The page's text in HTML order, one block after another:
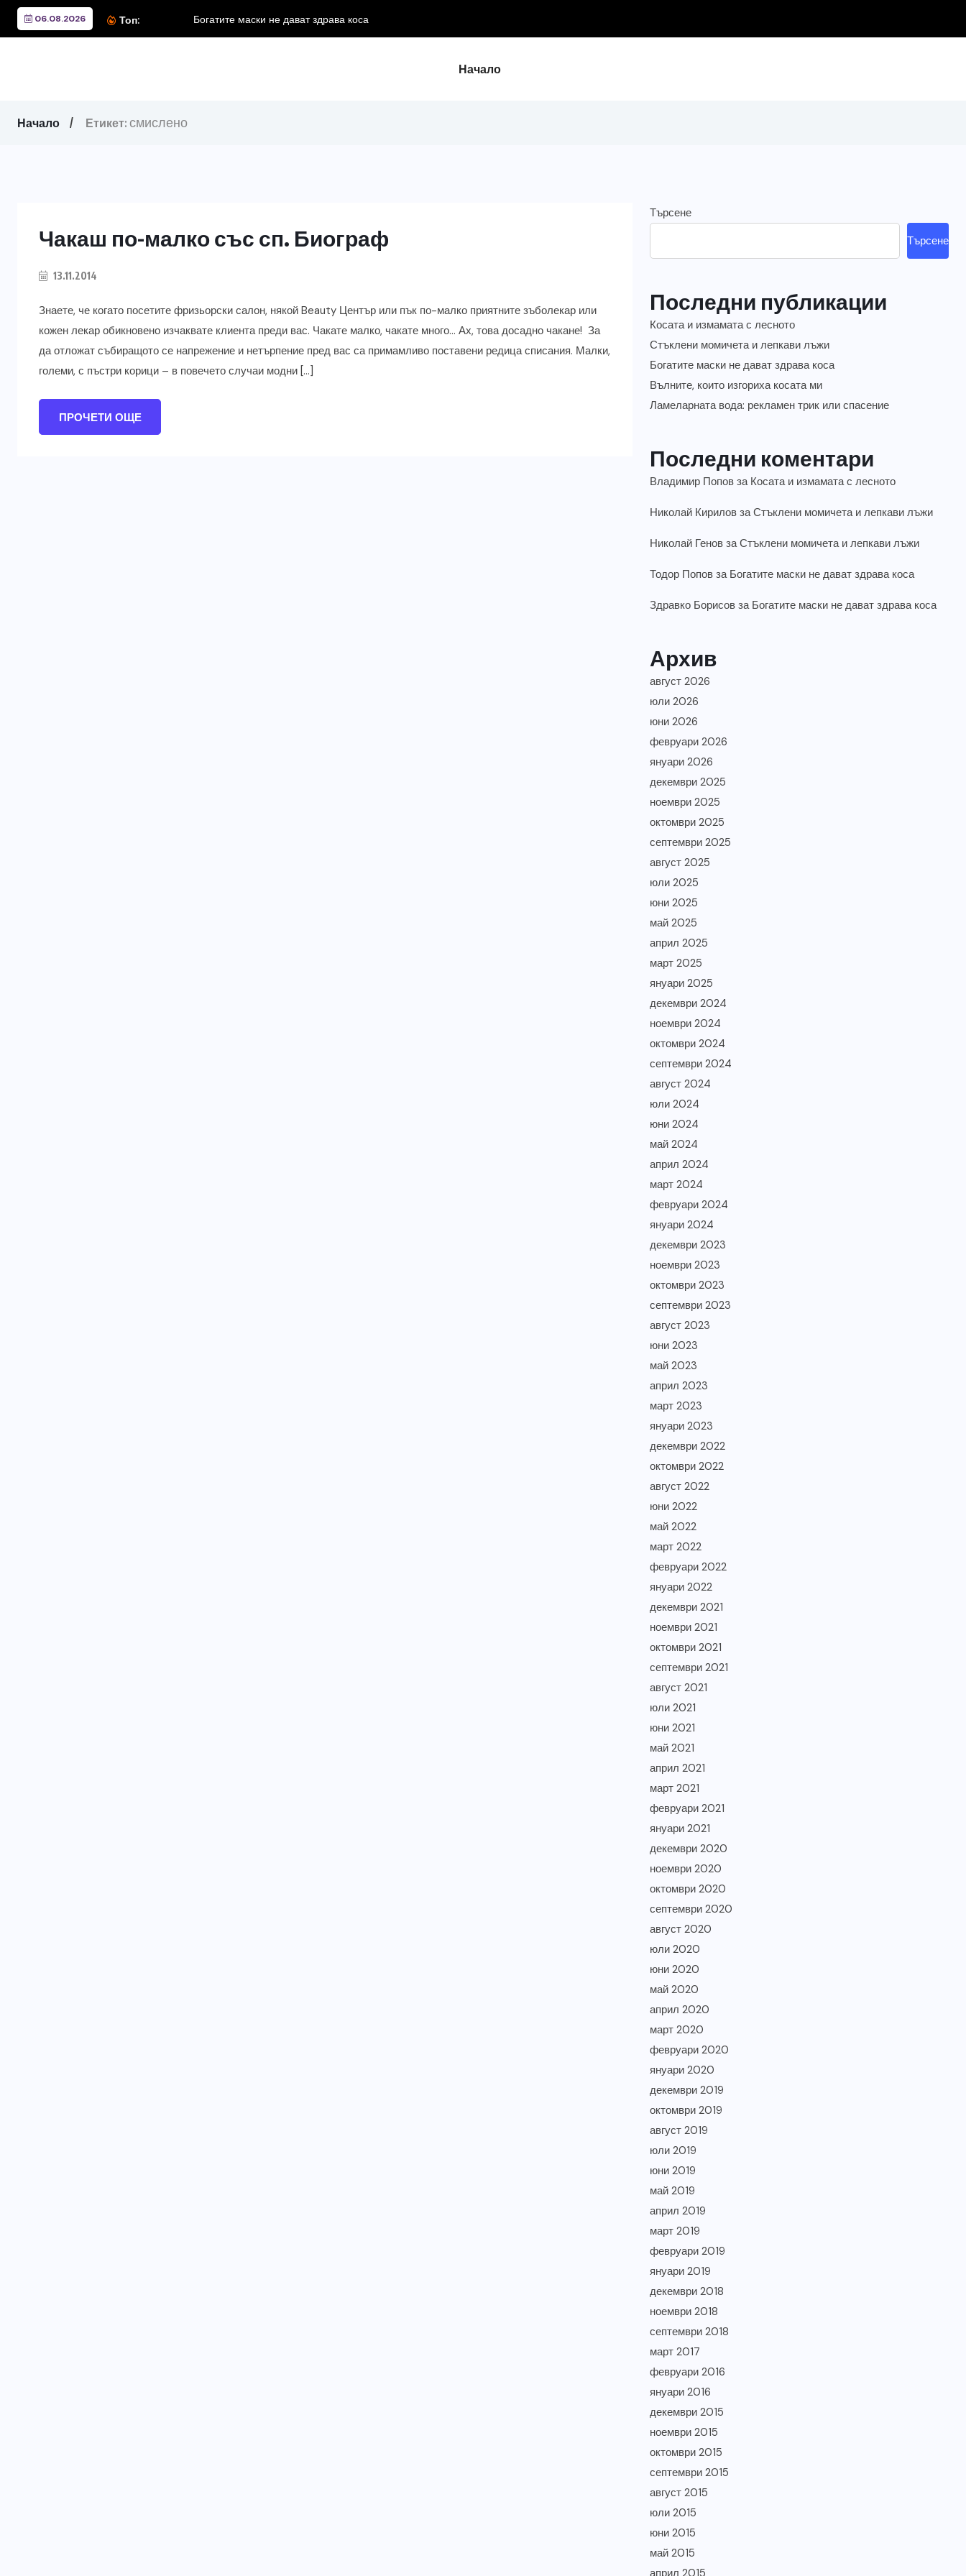
06.08.2026 Топ: Богатите маски не дават здрава коса
Начало
Начало Етикет: смислено
Чакаш по-малко със сп. Биограф
13.11.2014
Знаете, че когато посетите фризьорски салон, някой Beauty Център или пък по-малко приятните зъболекар или
кожен лекар обикновено изчаквате клиента преди вас. Чакате малко, чакате много… Ах, това досадно чакане! За
да отложат събиращото се напрежение и нетърпение пред вас са примамливо поставени редица списания. Малки,
големи, с пъстри корици – в повечето случаи модни […]
ПРОЧЕТИ ОЩЕ
Търсене
Търсене
Последни публикации
Косата и измамата с лесното
Стъклени момичета и лепкави лъжи
Богатите маски не дават здрава коса
Вълните, които изгориха косата ми
Ламеларната вода: рекламен трик или спасение
Последни коментари
Владимир Попов за Косата и измамата с лесното
Николай Кирилов заСтъклени момичета и лепкави лъжи
Николай Генов заСтъклени момичета и лепкави лъжи
Тодор Попов за Богатите маски не дават здрава коса
Здравко Борисов за Богатите маски не дават здрава коса
Архив
август 2026
юли 2026
юни 2026
февруари 2026
януари 2026
декември 2025
ноември 2025
октомври 2025
септември 2025
август 2025
юли 2025
юни 2025
май 2025
април 2025
март 2025
януари 2025
декември 2024
ноември 2024
октомври 2024
септември 2024
август 2024
юли 2024
юни 2024
май 2024
април 2024
март 2024
февруари 2024
януари 2024
декември 2023
ноември 2023
октомври 2023
септември 2023
август 2023
юни 2023
май 2023
април 2023
март 2023
януари 2023
декември 2022
октомври 2022
август 2022
юни 2022
май 2022
март 2022
февруари 2022
януари 2022
декември 2021
ноември 2021
октомври 2021
септември 2021
август 2021
юли 2021
юни 2021
май 2021
април 2021
март 2021
февруари 2021
януари 2021
декември 2020
ноември 2020
октомври 2020
септември 2020
август 2020
юли 2020
юни 2020
май 2020
април 2020
март 2020
февруари 2020
януари 2020
декември 2019
октомври 2019
август 2019
юли 2019
юни 2019
май 2019
април 2019
март 2019
февруари 2019
януари 2019
декември 2018
ноември 2018
септември 2018
март 2017
февруари 2016
януари 2016
декември 2015
ноември 2015
октомври 2015
септември 2015
август 2015
юли 2015
юни 2015
май 2015
април 2015